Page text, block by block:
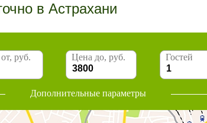
в Астрахани
руб. Цена до, руб. Гостей
Дополнительные параметры